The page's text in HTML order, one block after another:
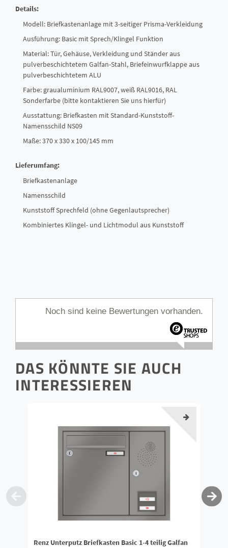
Details:
Modell: Briefkastenanlage mit 3-seitiger Prisma-Verkleidung
Ausführung: Basic mit Sprech/Klingel Funktion
Material: Tür, Gehäuse, Verkleidung und Ständer aus
pulverbeschichtetem Galfan-Stahl, Briefeinwurfklappe aus
pulverbeschichtetem ALU
Farbe: graualuminium RAL9007, weiß RAL9016, RAL
Sonderfarbe (bitte kontaktieren Sie uns hierfür)
Ausstattung: Briefkasten mit Standard-Kunststoff-
Namensschild NS09
Maße: 370 x 330 x 100/145 mm
Lieferumfang:
Briefkastenanlage
Namensschild
Kunststoff Sprechfeld (ohne Gegenlautsprecher)
Kombiniertes Klingel- und Lichtmodul aus Kunststoff
Noch sind keine Bewertungen vorhanden.
DAS KÖNNTE SIE AUCH
INTERESSIEREN
Renz Unterputz Briefkasten Basic 1-4 teilig Galfan